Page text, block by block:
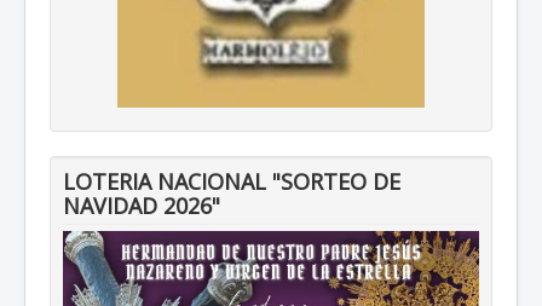
LOTERIA NACIONAL "SORTEO DE
NAVIDAD 2026"